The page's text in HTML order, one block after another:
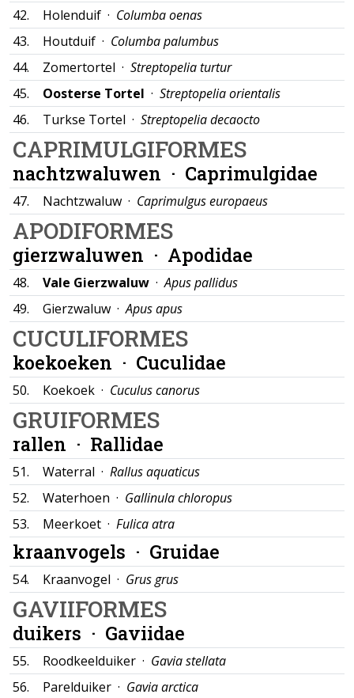
42. Holenduif · Columba oenas
43.
Houtduif · Columba palumbus
44.
Zomertortel · Streptopelia turtur
45.
Oosterse Tortel · Streptopelia orientalis
46.
Turkse Tortel · Streptopelia decaocto
CAPRIMULGIFORMES
nachtzwaluwen · Caprimulgidae
47. Nachtzwaluw · Caprimulgus europaeus
APODIFORMES
gierzwaluwen · Apodidae
48. Vale Gierzwaluw ·Apus pallidus
49.
Gierzwaluw ·Apus apus
CUCULIFORMES
koekoeken · Cuculidae
50. Koekoek · Cuculus canorus
GRUIFORMES
rallen · Rallidae
51. Waterral · Rallus aquaticus
52.
Waterhoen · Gallinula chloropus
53.
Meerkoet · Fulica atra
kraanvogels · Gruidae
54. Kraanvogel · Grus grus
GAVIIFORMES
duikers · Gaviidae
55. Roodkeelduiker · Gavia stellata
56.
Parelduiker · Gavia arctica